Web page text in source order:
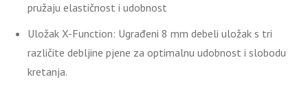
pružaju elastičnost i udobnost
Uložak X-Function: Ugrađeni 8 mm debeli uložak s tri
različite debljine pjene za optimalnu udobnost i slobodu
kretanja.